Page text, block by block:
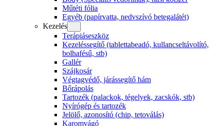
Műtéti fólia
Egyéb (papírvatta, nedvszívó betegalátét)
Kezelés
Terápiáseszköz
Kezeléssegítő (tablettabeadó, kullancseltávolító,
bolhafésű, stb)
Gallér
Szájkosár
Végtagvédő, járássegítő hám
Bőrápolás
Tartozék (palackok, tégelyek, zacskók, stb)
Nyírógép és tartozék
Jelölő, azonosító (chip, tetoválás)
Karomvágó